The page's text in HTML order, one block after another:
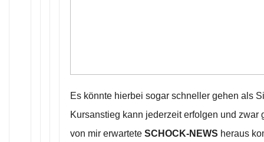
Es könnte hierbei sogar schneller gehen als
Kursanstieg kann jederzeit erfolgen und zwar
von mir erwartete SCHOCK-NEWS heraus